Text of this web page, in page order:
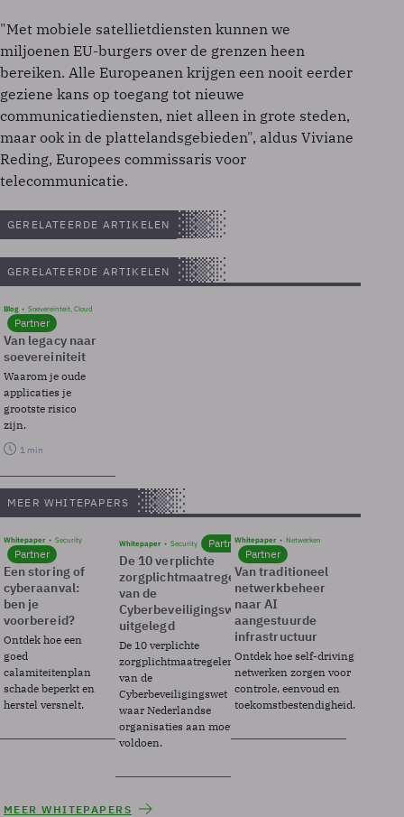
"Met mobiele satellietdiensten kunnen we
miljoenen EU-burgers over de grenzen heen
bereiken. Alle Europeanen krijgen een nooit eerder
geziene kans op toegang tot nieuwe
communicatiediensten, niet alleen in grote steden,
maar ook in de plattelandsgebieden", aldus Viviane
Reding, Europees commissaris voor
telecommunicatie.
GERELATEERDE ARTIKELEN
GERELATEERDE ARTIKELEN
Blog Soevereinteit, Cloud
Partner
Van legacy naar
soevereiniteit
Waarom je oude
applicaties je
grootste risico
zijn.
1 min
MEER WHITEPAPERS
Whitepaper Security
Partner
Een storing of
cyberaanval:
ben je
voorbereid?
Ontdek hoe een
goed
calamiteitenplan
schade beperkt en
herstel versnelt.
Whitepaper Security Partner
De 10 verplichte
zorgplichtmaatregelen
van de
Cyberbeveiligingswet
uitgelegd
De 10 verplichte
zorgplichtmaatregelen
van de
Cyberbeveiligingswet
waar Nederlandse
organisaties aan moeten
voldoen.
Whitepaper Netwerken
Partner
Van traditioneel
netwerkbeheer
naar AI
aangestuurde
infrastructuur
Ontdek hoe self-driving
netwerken zorgen voor
controle, eenvoud en
toekomstbestendigheid.
MEER WHITEPAPERS